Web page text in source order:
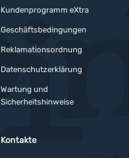
Kundenprogramm eXtra
Geschäftsbedingungen
Reklamationsordnung
Datenschutzerklärung
Wartung und
Sicherheitshinweise
Kontakte